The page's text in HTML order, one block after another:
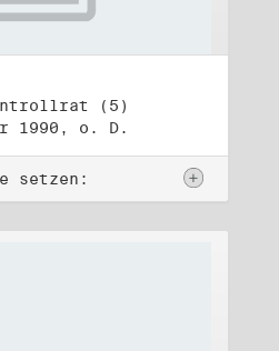
(5)
1990, o. D.
setzen: